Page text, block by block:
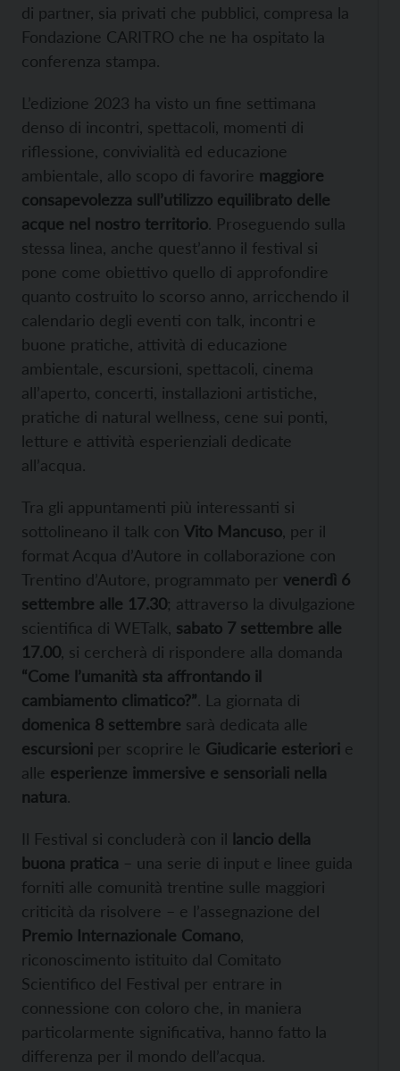
di partner, sia privati che pubblici, compresa la
Fondazione CARITRO che ne ha ospitato la
conferenza stampa.
L’edizione 2023 ha visto un fine settimana
denso di incontri, spettacoli, momenti di
riflessione, convivialità ed educazione
ambientale, allo scopo di favorire maggiore
consapevolezza sull’utilizzo equilibrato delle
acque nel nostro territorio. Proseguendo sulla
stessa linea, anche quest’anno il festival si
pone come obiettivo quello di approfondire
quanto costruito lo scorso anno, arricchendo il
calendario degli eventi con talk, incontri e
buone pratiche, attività di educazione
ambientale, escursioni, spettacoli, cinema
all’aperto, concerti, installazioni artistiche,
pratiche di natural wellness, cene sui ponti,
letture e attività esperienziali dedicate
all’acqua.
Tra gli appuntamenti più interessanti si
sottolineano il talk con Vito Mancuso , per il
format Acqua d’Autore in collaborazione con
Trentino d’Autore, programmato per venerdì 6
settembre alle 17.30; attraverso la divulgazione
scientifica di WETalk, sabato 7 settembre alle
17.00 , si cercherà di rispondere alla domanda
“Come l’umanità sta affrontando il
cambiamento climatico?”. La giornata di
domenica 8 settembre sarà dedicata alle
escursioni per scoprire le Giudicarie esteriori e
alle esperienze immersive e sensoriali nella
natura.
Il Festival si concluderà con il lancio della
buona pratica – una serie di input e linee guida
forniti alle comunità trentine sulle maggiori
criticità da risolvere – e l’assegnazione del
Premio Internazionale Comano
riconoscimento istituito dal Comitato
Scientifico del Festival per entrare in
connessione con coloro che, in maniera
particolarmente significativa, hanno fatto la
differenza per il mondo dell’acqua.